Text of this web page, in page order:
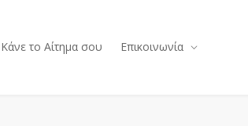
Κάνε το Αίτημα σου Επικοινωνία